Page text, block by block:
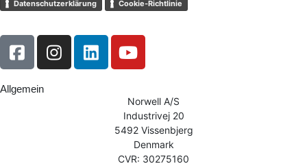
Datenschutzerklärung Cookie-Richtlinie
Allgemein
Norwell A/S
Industrivej 20
5492 Vissenbjerg
Denmark
CVR: 30275160